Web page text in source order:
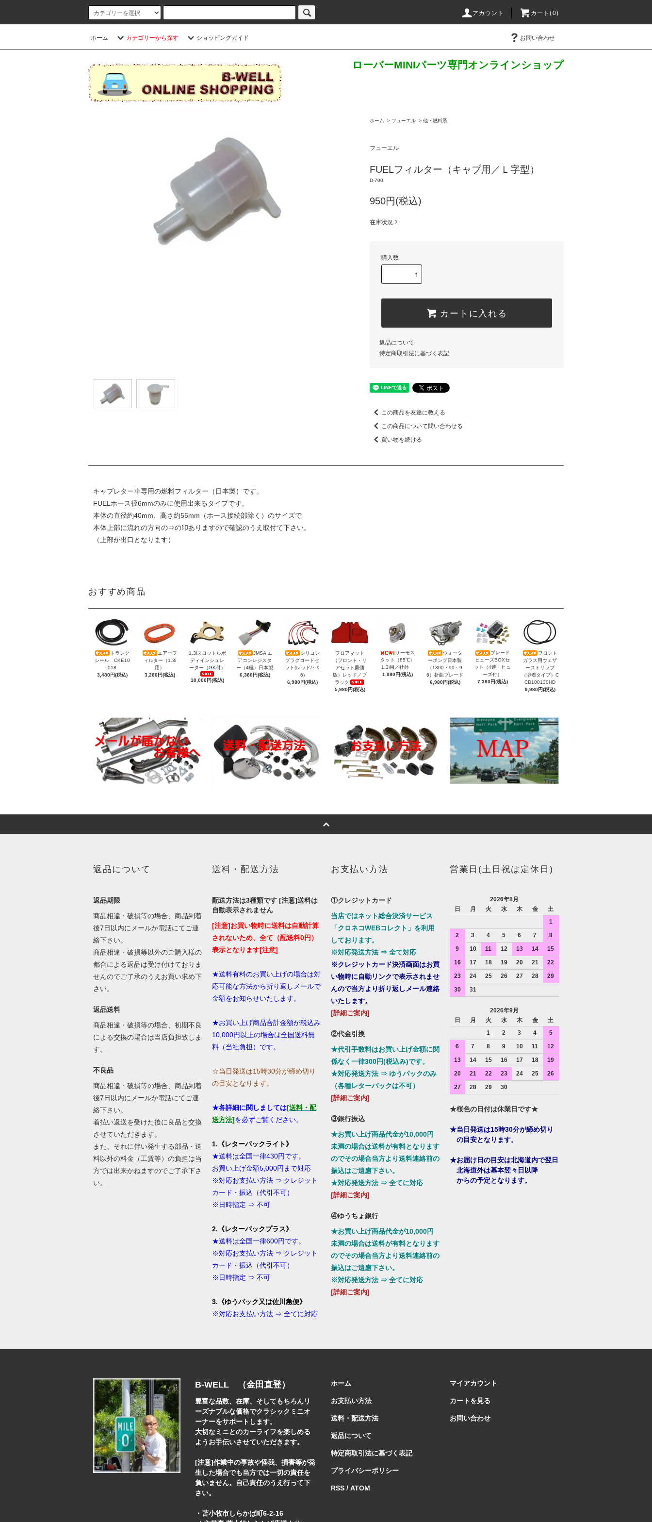
アカウント カート(0)
ホーム カテゴリーから探す ショッピングガイド お問い合わせ
ローバーMINIパーツ専門オンラインショップ
ホーム > フューエル > 他・燃料系
フューエル
FUELフィルター（キャブ用／Ｌ字型）
D-700
950円(税込)
在庫状況 2
購入数
カートに入れる
返品について
特定商取引法に基づく表記
この商品を友達に教える
この商品について問い合わせる
買い物を続ける
キャブレター車専用の燃料フィルター（日本製）です。
FUELホース径6mmのみに使用出来るタイプです。
本体の直径約40mm、高さ約56mm（ホース接続部除く）のサイズで
本体上部に流れの方向の⇒の印ありますので確認のうえ取付て下さい。
（上部が出口となります）
おすすめ商品
トランク
シール CKE10
018
3,480円(税込)
エアーフ
ィルター（1.3i
用）
3,280円(税込)
1.3iスロットルボ
ディインシュレ
ーター（GK付）
10,000円(税込)
JMSA エ
アコンレジスタ
ー（4極）日本製
6,380円(税込)
シリコン
プラグコードセ
ット(レッド/～9
6)
6,980円(税込)
フロアマット
（フロント・リ
アセット廉価
版）レッド／ブ
ラック
5,980円(税込)
サーモス
タット（85℃）
1.3i用／社外
1,980円(税込)
ウォータ
ーポンプ日本製
（1300・90～9
6）折曲ブレード
6,980円(税込)
ブレード
ヒューズBOXセ
ット（4連・ヒュ
ーズ付）
7,380円(税込)
フロント
ガラス用ウェザ
ーストリップ
（溶着タイプ）C
CB100130HD
9,980円(税込)
返品について
返品期限
商品相違・破損等の場合、商品到着
後7日以内にメールか電話にてご連
絡下さい。
商品相違・破損等以外のご購入様の
都合による返品は受け付けておりま
せんのでご了承のうえお買い求め下
さい。
返品送料
商品相違・破損等の場合、初期不良
による交換の場合は当店負担致しま
す。
不良品
商品相違・破損等の場合、商品到着
後7日以内にメールか電話にてご連
絡下さい。
着払い返送を受けた後に良品と交換
させていただきます。
また、それに伴い発生する部品・送
料以外の料金（工賃等）の負担は当
方では出来かねますのでご了承下さ
い。
送料・配送方法
配送方法は3種類です [注意]送料は
自動表示されません
[注意]お買い物時に送料は自動計算
されないため、全て（配送料0円）
表示となります[注意]
★送料有料のお買い上げの場合は対
応可能な方法から折り返しメールで
金額をお知らせいたします。
★お買い上げ商品合計金額が税込み
10,000円以上の場合は全国送料無
料（当社負担）です。
☆当日発送は15時30分が締め切り
の目安となります。
★各詳細に関しましては[送料・配
送方法]を必ずご覧ください。
1.《レターパックライト》
★送料は全国一律430円です。
お買い上げ金額5,000円まで対応
※対応お支払い方法 ⇒ クレジット
カード・振込（代引不可）
※日時指定 ⇒ 不可
2.《レターパックプラス》
★送料は全国一律600円です。
※対応お支払い方法 ⇒ クレジット
カード・振込（代引不可）
※日時指定 ⇒ 不可
3.《ゆうパック又は佐川急便》
※対応お支払い方法 ⇒ 全てに対応
お支払い方法
①クレジットカード
当店ではネット総合決済サービス
「クロネコWEBコレクト」を利用
しております。
※対応発送方法 ⇒ 全て対応
※クレジットカード決済画面はお買
い物時に自動リンクで表示されませ
んので当方より折り返しメール連絡
いたします。
[詳細ご案内]
②代金引換
★代引手数料はお買い上げ金額に関
係なく一律300円(税込み)です。
★対応発送方法 ⇒ ゆうパックのみ
（各種レターパックは不可）
[詳細ご案内]
③銀行振込
★お買い上げ商品代金が10,000円
未満の場合は送料が有料となります
のでその場合当方より送料連絡前の
振込はご遠慮下さい。
★対応発送方法 ⇒ 全てに対応
[詳細ご案内]
④ゆうちょ銀行
★お買い上げ商品代金が10,000円
未満の場合は送料が有料となります
のでその場合当方より送料連絡前の
振込はご遠慮下さい。
※対応発送方法 ⇒ 全てに対応
[詳細ご案内]
営業日(土日祝は定休日)
2026年8月
日
月 火 水 木 金
土
1
2
3 4 5 6 7
8
9
10 11 12 13 14
15
16
17 18 19 20 21
22
23
24 25 26 27 28
29
30
31
2026年9月
日
月 火 水 木 金
土
1
2 3 4
5
6
7 8 9 10 11
12
13
14 15 16 17 18
19
20
21 22 23 24 25
26
27
28 29 30
★桜色の日付は休業日です★
★当日発送は15時30分が締め切り
の目安となります。
★お届け日の目安は北海道内で翌日
北海道外は基本翌々日以降
からの予定となります。
B-WELL （金田直登）
豊富な品数、在庫、そしてもちろんリ
ーズナブルな価格でクラシックミニオ
ーナーをサポートします。
大切なミニとのカーライフを楽しめる
ようお手伝いさせていただきます。
[注意]作業中の事故や怪我、損害等が発
生した場合でも当方では一切の責任を
負いません。自己責任のうえ行って下
さい。
・苫小牧市しらかば町6-2-16
ホーム
お支払い方法
送料・配送方法
返品について
特定商取引法に基づく表記
プライバシーポリシー
RSS/ ATOM
マイアカウント
カートを見る
お問い合わせ